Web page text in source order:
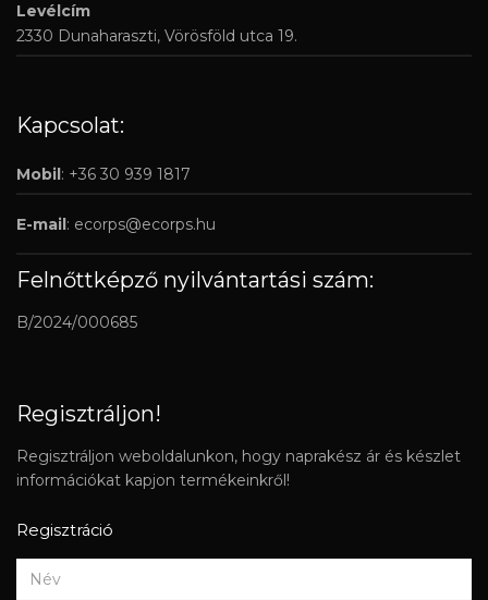
Levélcím
2330 Dunaharaszti, Vörösföld utca 19.
Kapcsolat:
Mobil : +36 30 939 1817
E-mail : ecorps@ecorps.hu
Felnőttképző nyilvántartási szám:
B/2024/000685
Regisztráljon!
Regisztráljon weboldalunkon, hogy naprakész ár és készlet
információkat kapjon termékeinkről!
Regisztráció